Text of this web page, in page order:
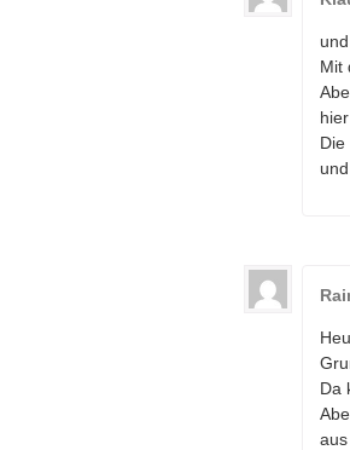
Mit
Da